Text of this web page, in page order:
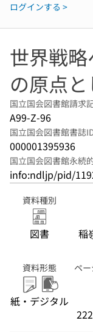
ログインする >
世界戦
の原点と
国立国会図書館請求
A99-Z-96
国立国会図書館書誌
000001395936
国立国会図書館永続
info:ndljp/pid/
資料種別
図書 稲
資料形態
紙・デジタル
ペ